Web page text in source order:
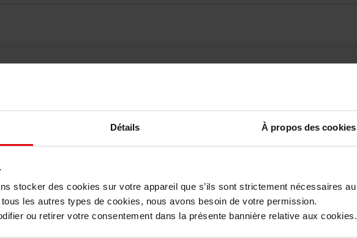
Détails À propos des cookies
stocker des cookies sur votre appareil que s’ils sont strictement nécessaires au
les autres types de cookies, nous avons besoin de votre permission.
ou retirer votre consentement dans la présente bannière relative aux cookies.
Nog iets vergeten ?
Vegan